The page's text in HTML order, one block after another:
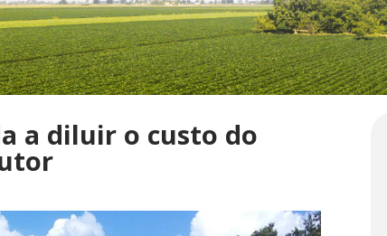
a diluir o custo do